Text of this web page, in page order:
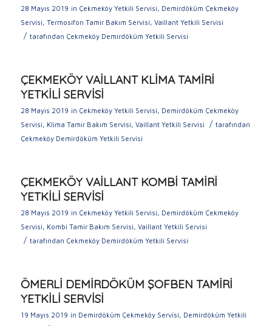
28 Mayıs 2019 in Çekmeköy Yetkili Servisi, Demirdöküm Çekmeköy
Servisi, Termosifon Tamir Bakım Servisi, Vaillant Yetkili Servisi
/ tarafından Çekmeköy Demirdöküm Yetkili Servisi
ÇEKMEKÖY VAİLLANT KLİMA TAMİRİ
YETKİLİ SERVİSİ
28 Mayıs 2019 in Çekmeköy Yetkili Servisi, Demirdöküm Çekmeköy
Servisi, Klima Tamir Bakım Servisi, Vaillant Yetkili Servisi / tarafından
Çekmeköy Demirdöküm Yetkili Servisi
ÇEKMEKÖY VAİLLANT KOMBİ TAMİRİ
YETKİLİ SERVİSİ
28 Mayıs 2019 in Çekmeköy Yetkili Servisi, Demirdöküm Çekmeköy
Servisi, Kombi Tamir Bakım Servisi, Vaillant Yetkili Servisi
/ tarafından Çekmeköy Demirdöküm Yetkili Servisi
ÖMERLİ DEMİRDÖKÜM ŞOFBEN TAMİRİ
YETKİLİ SERVİSİ
19 Mayıs 2019 in Demirdöküm Çekmeköy Servisi, Demirdöküm Yetkili